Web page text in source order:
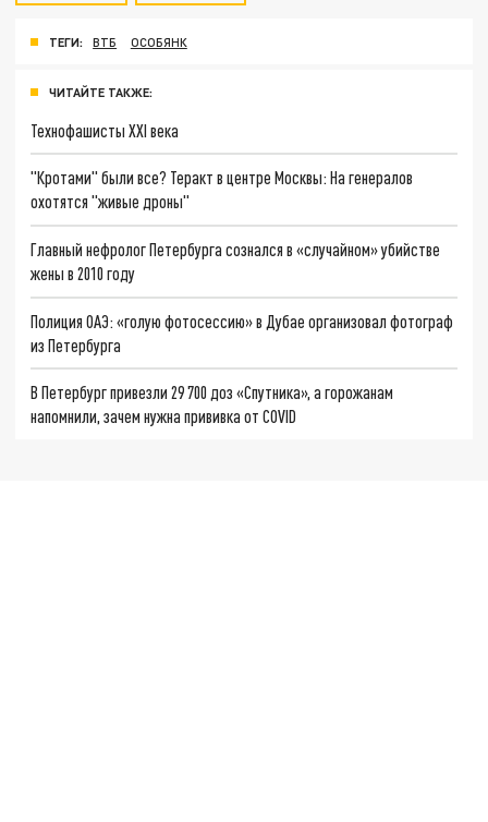
ТЕГИ: ВТБ ОСОБЯНК
ЧИТАЙТЕ ТАКЖЕ:
Технофашисты XXI века
"Кротами" были все? Теракт в центре Москвы: На генералов
охотятся "живые дроны"
Главный нефролог Петербурга сознался в «случайном» убийстве
жены в 2010 году
Полиция ОАЭ: «голую фотосессию» в Дубае организовал фотограф
из Петербурга
В Петербург привезли 29 700 доз «Спутника», а горожанам
напомнили, зачем нужна прививка от COVID